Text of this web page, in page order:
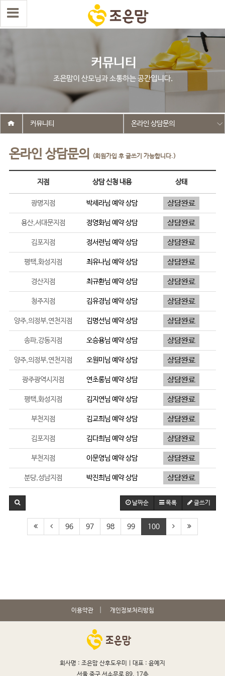
온라인 상담문의 (회원가입 후 글쓰기 가능합니다.)
커뮤니티 온라인 상담문의
지점 상담 신청 내용 상태
광명지점 박세라님 예약 상담
용산,서대문지점 정영화님 예약 상담
김포지점 정서련님 예약 상담
평택,화성지점 최유나님 예약 상담
경산지점 최규환님 예약 상담
청주지점 김유경님 예약 상담
양주,의정부,연천지점 김명선님 예약 상담
송파,강동지점 오승용님 예약 상담
양주,의정부,연천지점 오원미 님 예약 상담
광주광역시지점 연초롱님 예약 상담
평택,화성지점 김지연님 예약 상담
부천지점 김교희님 예약 상담
김포지점 김다희님 예약 상담
부천지점 이문영님 예약 상담
분당,성남지점 박진희님 예약 상담
날짜순 목록 글쓰기
96 97 98 99 100
이용약관 개인정보처리방침
회사명 : 조은맘 산후도우미 | 대표 : 윤예지
서울 중구 서소문로 89, 17층